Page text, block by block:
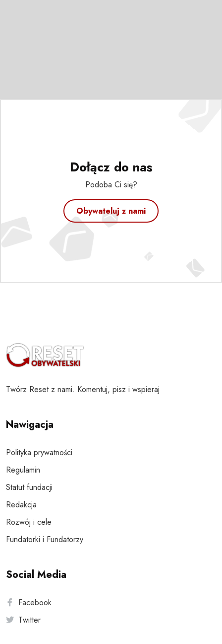
Dołącz do nas
Podoba Ci się?
Obywateluj z nami
Twórz Reset z nami. Komentuj, pisz i wspieraj
Nawigacja
Polityka prywatności
Regulamin
Statut fundacji
Redakcja
Rozwój i cele
Fundatorki i Fundatorzy
Social Media
Facebook
Twitter